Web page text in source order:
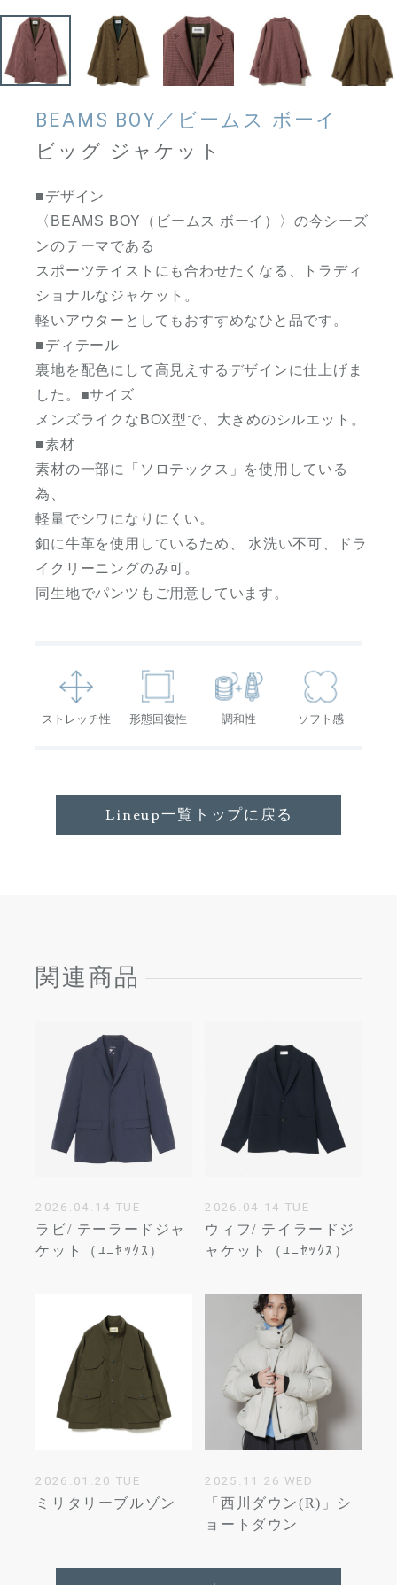
BEAMS BOY／ビームス ボーイ
ビッグ ジャケット
■デザイン
〈BEAMS BOY（ビームス ボーイ）〉の今シーズ
ンのテーマである
スポーツテイストにも合わせたくなる、トラディ
ショナルなジャケット。
軽いアウターとしてもおすすめなひと品です。
■ディテール
裏地を配色にして高見えするデザインに仕上げま
した。■サイズ
メンズライクなBOX型で、大きめのシルエット。
■素材
素材の一部に「ソロテックス」を使用している
為、
軽量でシワになりにくい。
釦に牛革を使用しているため、 水洗い不可、ドラ
イクリーニングのみ可。
同生地でパンツもご用意しています。
ストレッチ性 形態回復性 調和性 ソフト感
Lineup一覧トップに戻る
関連商品
2026.04.14 TUE
ラビ/ テーラードジャ
ケット（ﾕﾆｾｯｸｽ）
2026.04.14 TUE
ウィフ/ テイラードジ
ャケット（ﾕﾆｾｯｸｽ）
2026.01.20 TUE
ミリタリーブルゾン
2025.11.26 WED
「西川ダウン(R)」シ
ョートダウン